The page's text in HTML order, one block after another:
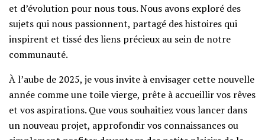
et d’évolution pour nous tous. Nous avons exploré des
sujets qui nous passionnent, partagé des histoires qui
inspirent et tissé des liens précieux au sein de notre
communauté.
À l’aube de 2025, je vous invite à envisager cette nouvelle
année comme une toile vierge, prête à accueillir vos rêves
et vos aspirations. Que vous souhaitiez vous lancer dans
un nouveau projet, approfondir vos connaissances ou